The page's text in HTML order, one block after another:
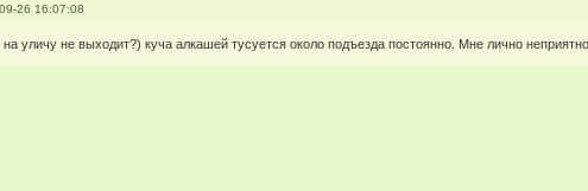
26 16:07:08
уличу не выходит?) куча алкашей тусуется около подъезда постоянно. Мне лично